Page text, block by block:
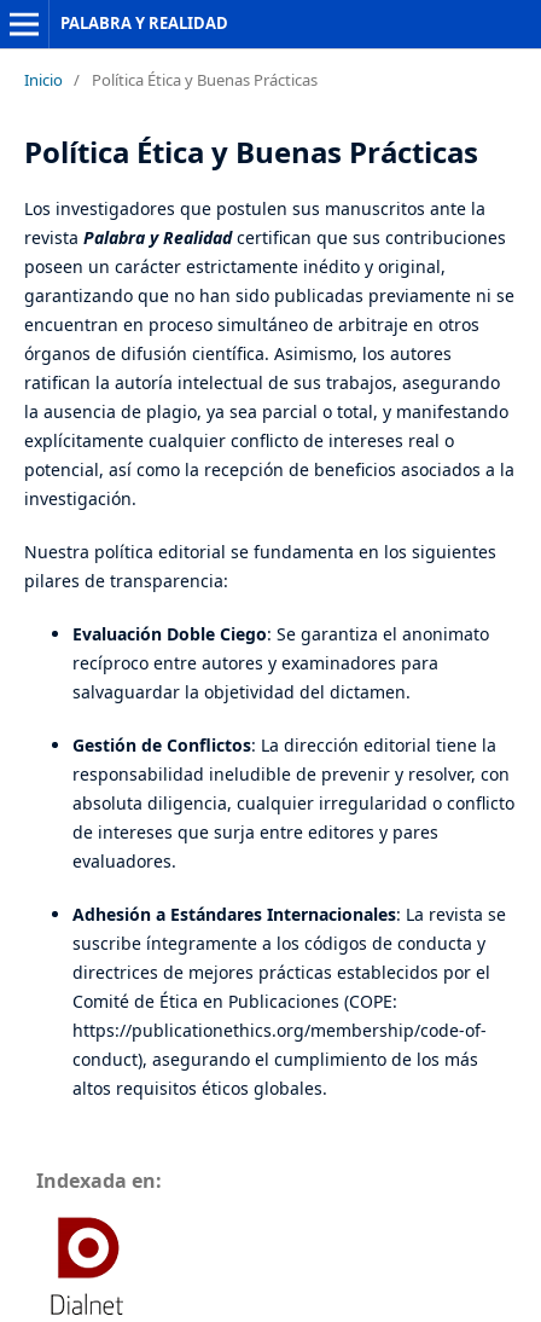
PALABRA Y REALIDAD
Inicio / Política Ética y Buenas Prácticas
Política Ética y Buenas Prácticas
Los investigadores que postulen sus manuscritos ante la
revista Palabra y Realidad certifican que sus contribuciones
poseen un carácter estrictamente inédito y original,
garantizando que no han sido publicadas previamente ni se
encuentran en proceso simultáneo de arbitraje en otros
órganos de difusión científica. Asimismo, los autores
ratifican la autoría intelectual de sus trabajos, asegurando
la ausencia de plagio, ya sea parcial o total, y manifestando
explícitamente cualquier conflicto de intereses real o
potencial, así como la recepción de beneficios asociados a la
investigación.
Nuestra política editorial se fundamenta en los siguientes
pilares de transparencia:
Evaluación Doble Ciego: Se garantiza el anonimato
recíproco entre autores y examinadores para
salvaguardar la objetividad del dictamen.
Gestión de Conflictos: La dirección editorial tiene la
responsabilidad ineludible de prevenir y resolver, con
absoluta diligencia, cualquier irregularidad o conflicto
de intereses que surja entre editores y pares
evaluadores.
Adhesión a Estándares Internacionales: La revista se
suscribe íntegramente a los códigos de conducta y
directrices de mejores prácticas establecidos por el
Comité de Ética en Publicaciones (COPE:
https://publicationethics.org/membership/code-of-
conduct), asegurando el cumplimiento de los más
altos requisitos éticos globales.
Indexada en: